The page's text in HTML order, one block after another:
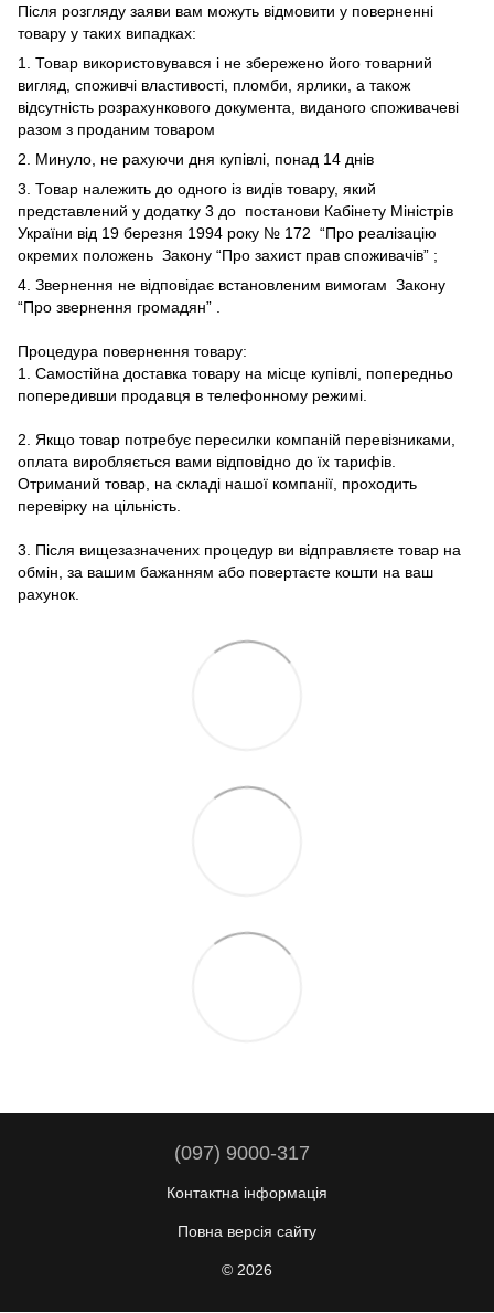
Після розгляду заяви вам можуть відмовити у поверненні
товару у таких випадках:
1. Товар використовувався і не збережено його товарний
вигляд, споживчі властивості, пломби, ярлики, а також
відсутність розрахункового документа, виданого споживачеві
разом з проданим товаром
2. Минуло, не рахуючи дня купівлі, понад 14 днів
3. Товар належить до одного із видів товару, який
представлений у додатку 3 до постанови Кабінету Міністрів
України від 19 березня 1994 року № 172 “Про реалізацію
окремих положень Закону “Про захист прав споживачів” ;
4. Звернення не відповідає встановленим вимогам Закону
“Про звернення громадян”
Процедура повернення товару:
1. Самостійна доставка товару на місце купівлі, попередньо
попередивши продавця в телефонному режимі.
2. Якщо товар потребує пересилки компаній перевізниками,
оплата виробляється вами відповідно до їх тарифів.
Отриманий товар, на складі нашої компанії, проходить
перевірку на цільність.
3. Після вищезазначених процедур ви відправляєте товар на
обмін, за вашим бажанням або повертаєте кошти на ваш
рахунок.
(097) 9000-317
Контактна інформація
Повна версія сайту
© 2026